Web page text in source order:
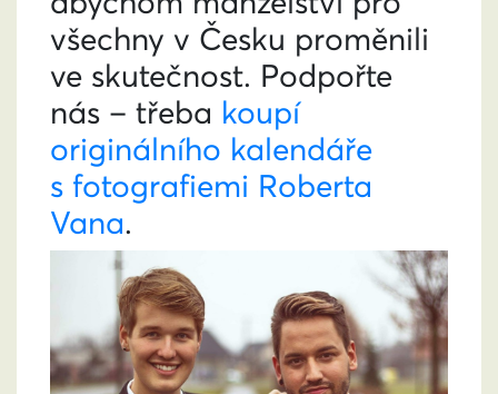
všechny v Česku proměnili
ve skutečnost. Podpořte
nás – třeba koupí
originálního kalendáře
s fotografiemi Roberta
Vana.